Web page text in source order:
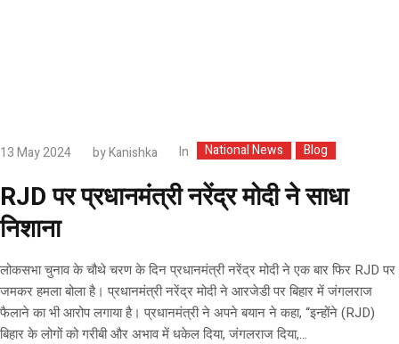
13 May 2024 byKanishka In National News Blog
RJD पर प्रधानमंत्री नरेंद्र मोदी ने साधा
निशाना
लोकसभा चुनाव के चौथे चरण के दिन प्रधानमंत्री नरेंद्र मोदी ने एक बार फिर RJD पर
जमकर हमला बोला है। प्रधानमंत्री नरेंद्र मोदी ने आरजेडी पर बिहार में जंगलराज
फैलाने का भी आरोप लगाया है। प्रधानमंत्री ने अपने बयान ने कहा, “इन्होंने (RJD)
बिहार के लोगों को गरीबी और अभाव में धकेल दिया, जंगलराज दिया,...